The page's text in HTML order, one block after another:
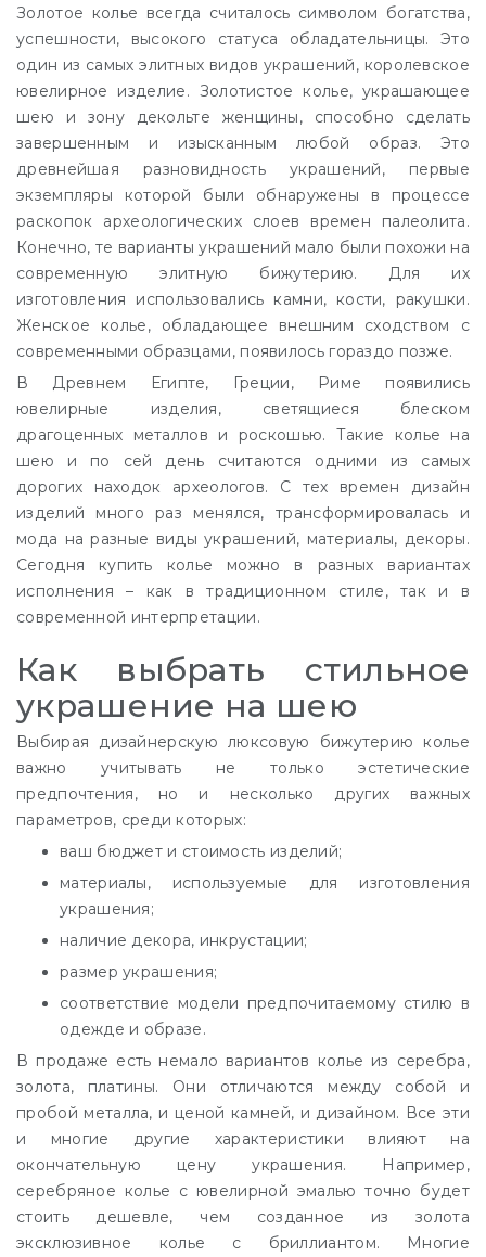
Золотое колье всегда считалось символом богатства,
успешности, высокого статуса обладательницы. Это
один из самых элитных видов украшений, королевское
ювелирное изделие. Золотистое колье, украшающее
шею и зону декольте женщины, способно сделать
завершенным и изысканным любой образ. Это
древнейшая разновидность украшений, первые
экземпляры которой были обнаружены в процессе
раскопок археологических слоев времен палеолита.
Конечно, те варианты украшений мало были похожи на
современную элитную бижутерию. Для их
изготовления использовались камни, кости, ракушки.
Женское колье, обладающее внешним сходством с
современными образцами, появилось гораздо позже.
В Древнем Египте, Греции, Риме появились
ювелирные изделия, светящиеся блеском
драгоценных металлов и роскошью. Такие колье на
шею и по сей день считаются одними из самых
дорогих находок археологов. С тех времен дизайн
изделий много раз менялся, трансформировалась и
мода на разные виды украшений, материалы, декоры.
Сегодня купить колье можно в разных вариантах
исполнения – как в традиционном стиле, так и в
современной интерпретации.
Как выбрать стильное
украшение на шею
Выбирая дизайнерскую люксовую бижутерию колье
важно учитывать не только эстетические
предпочтения, но и несколько других важных
параметров, среди которых:
ваш бюджет и стоимость изделий;
материалы, используемые для изготовления
украшения;
наличие декора, инкрустации;
размер украшения;
соответствие модели предпочитаемому стилю в
одежде и образе.
В продаже есть немало вариантов колье из серебра,
золота, платины. Они отличаются между собой и
пробой металла, и ценой камней, и дизайном. Все эти
и многие другие характеристики влияют на
окончательную цену украшения. Например,
серебряное колье с ювелирной эмалью точно будет
стоить дешевле, чем созданное из золота
эксклюзивное колье с бриллиантом. Многие